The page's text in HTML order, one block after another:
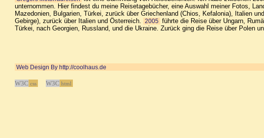
unternommen. Hier findest du meine Reisetagebücher, eine Auswahl meiner Fotos,
Mazedonien, Bulgarien, Türkei, zurück über Griechenland (Chios, Kefalonia), Italien
Gebirge), zurück über Italien und Österreich. 2005 führte die Reise über Ungarn,
Türkei, nach Georgien, Russland, und die Ukraine. Zurück ging die Reise über Polen
Web Design By http://coolhaus.de
W3C css W3C html